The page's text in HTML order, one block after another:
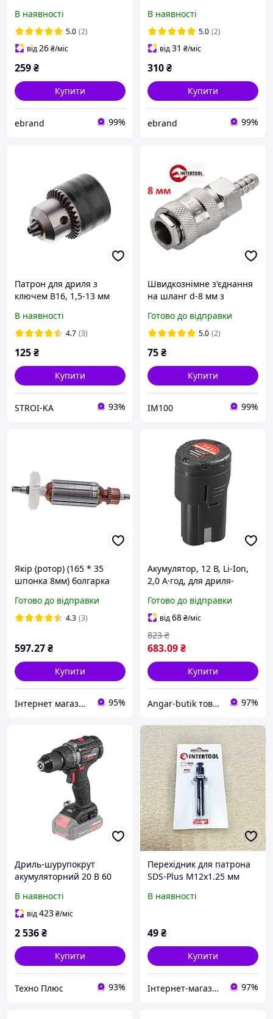
INTERTOOL PT-1702
152042
В наявності
5.0 (2)
від26₴/міс
259₴
Купити
ebrand 99%
INTERTOOL PT-1705
192834
В наявності
5.0 (2)
від31 ₴/міс
310₴
Купити
ebrand 99%
Патрон для дриля з
ключем B16, 1,5-13 мм
В наявності
4.7 (3)
125₴
Купити
STROI-KA 93%
Швидкознімне з'єднання
на шланг d-8 мм з
1802 (Код3971)
Готово до відправки
5.0 (2)
75₴
Купити
IM100 99%
Якір (ротор) (165 * 35
шпонка 8мм) болгарка
Готово до відправки
4.3 (3)
597.27₴
Купити
Інтернет магазин "Деталі". Запчастини для електро та бензоінструменту 95%
Акумулятор, 12 В, Li-Ion,
2,0 А·год, для дриля-
0318/WT-0322 INTERTOOL
WT-0319
Готово до відправки
від68₴/міс
683.09₴
823 ₴
Купити
Angar-butik товари для дому та побуту 97%
Дриль-шурупокрут
акумуляторний 20 В 60
Intertool (з
безщітк.двигуном,без ЗП і
В наявності
від423₴/міс
2 536₴
Купити
Техно Плюс 93%
Перехідник для патрона
SDS-Plus М12x1.25 мм
В наявності
49₴
Купити
Інтернет-магазин "Деталіон" 97%